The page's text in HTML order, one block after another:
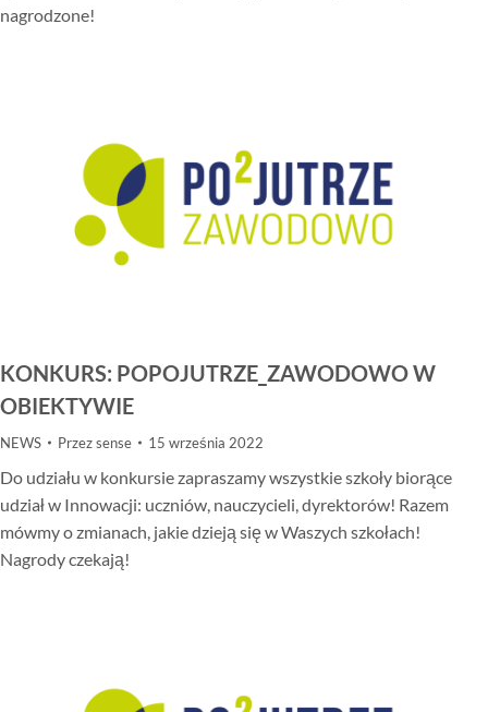
nagrodzone!
KONKURS: POPOJUTRZE_ZAWODOWO W
OBIEKTYWIE
NEWS Przezsense 15 września 2022
Do udziału w konkursie zapraszamy wszystkie szkoły biorące
udział w Innowacji: uczniów, nauczycieli, dyrektorów! Razem
mówmy o zmianach, jakie dzieją się w Waszych szkołach!
Nagrody czekają!